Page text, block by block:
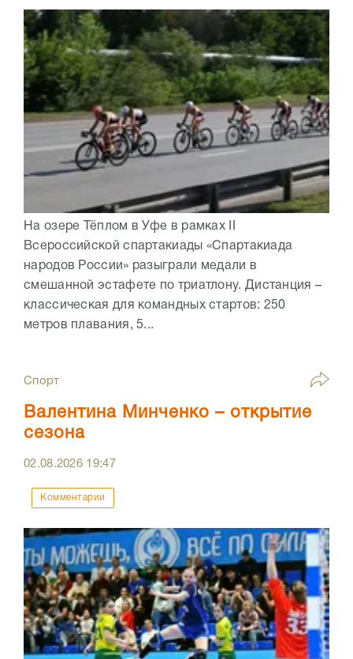
На озере Тёплом в Уфе в рамках II
Всероссийской спартакиады «Спартакиада
народов России» разыграли медали в
смешанной эстафете по триатлону. Дистанция –
классическая для командных стартов: 250
метров плавания, 5...
Спорт
Валентина Минченко – открытие
сезона
02.08.2026 19:47
Комментарии